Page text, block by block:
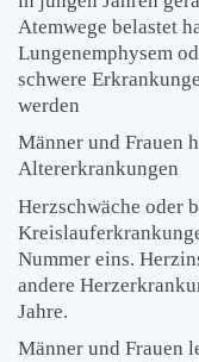
Atemwege belastet
Lungenemphysem
schwere
werden
Männer und Frauen
Altererkrankungen
Herzschwäche oder
Nummer eins.
andere
Jahre.
Männer und Frauen